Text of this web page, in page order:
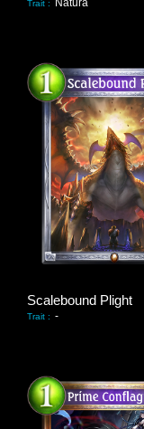
Trait : Natura
Scalebound Plight
Trait : -